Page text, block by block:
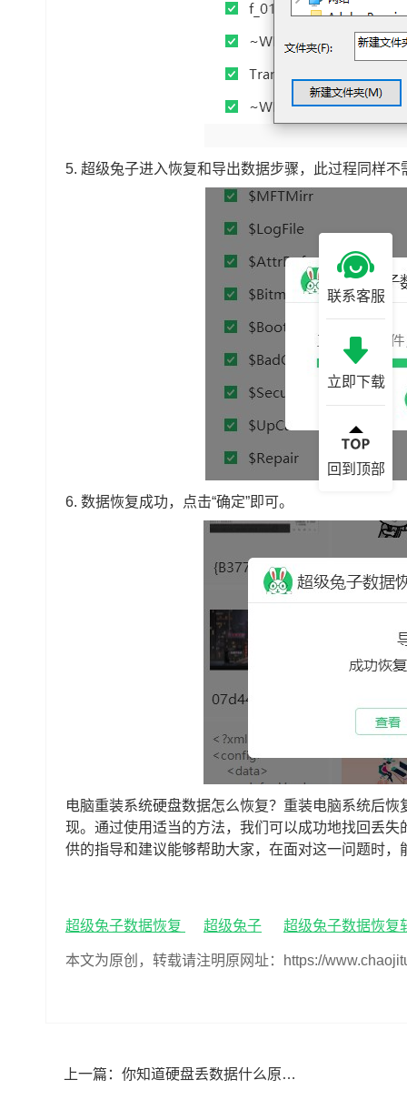
5. 超级兔子进入恢复和导出数据步骤，此过程同样不
6. 数据恢复成功，点击“确定”即可。
电脑重装系统硬盘数据怎么恢复？重装电脑系统后
现。通过使用适当的方法，我们可以成功地找回丢
供的指导和建议能够帮助大家，在面对这一问题时，
超级兔子数据恢复 超级兔子 超级兔子数据恢复
本文为原创，转载请注明原网址：https://
上一篇： 你知道硬盘丢数据什么原因吗 教你硬盘数据丢失怎么恢复
联系客服
立即下载
回到顶部